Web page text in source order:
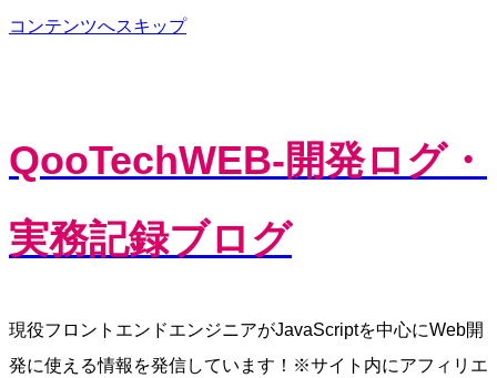
コンテンツへスキップ
QooTechWEB-開発ログ・
実務記録ブログ
現役フロントエンドエンジニアがJavaScriptを中心にWeb開
発に使える情報を発信しています！※サイト内にアフィリエ